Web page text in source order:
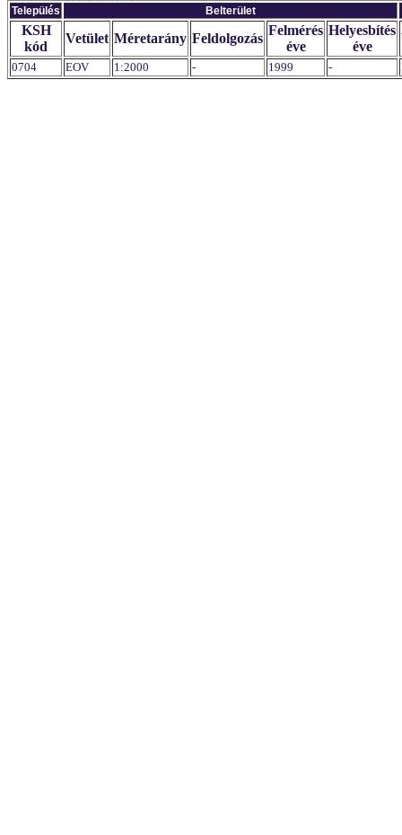
Település Belterület
KSH
kód
Vetület Méretarány Feldolgozás
Felmérés
éve
Helyesbítés
éve
0704 EOV 1:2000 - 1999 -